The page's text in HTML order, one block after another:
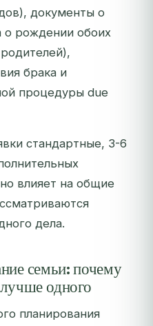
документы о
о рождении обоих
брака и
процедуры due
стандартные, 3-6
влияет на общие
дела.
семьи: почему
одного
планирования